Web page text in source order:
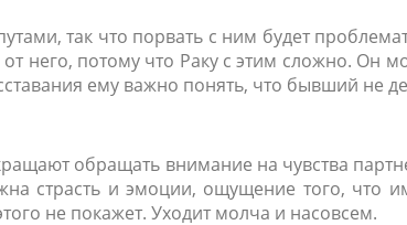
так что порвать с ним будет
него, потому что Раку с этим сложно. Он
ему важно понять, что бывший не
обращать внимание на чувства
страсть и эмоции, ощущение того, что
не покажет. Уходит молча и насовсем.